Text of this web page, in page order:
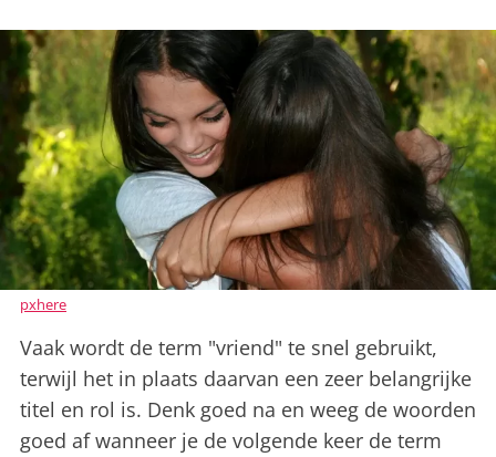
pxhere
Vaak wordt de term "vriend" te snel gebruikt,
terwijl het in plaats daarvan een zeer belangrijke
titel en rol is. Denk goed na en weeg de woorden
goed af wanneer je de volgende keer de term